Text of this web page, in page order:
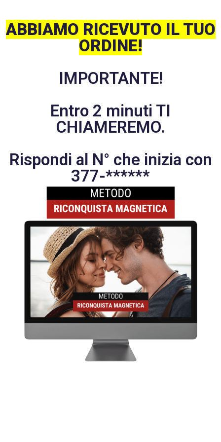
ABBIAMO RICEVUTO IL TUO
ORDINE!
IMPORTANTE!
Entro 2 minuti TI
CHIAMEREMO.
Rispondi al N° che inizia con
377-******